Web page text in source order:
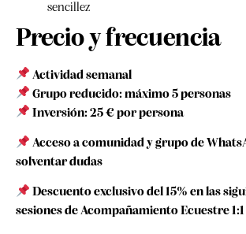
sencillez
Precio y frecuencia
Actividad semanal
Grupo reducido: máximo 5 personas
Inversión: 25 € por persona
Acceso a comunidad y grupo de
solventar dudas
Descuento exclusivo del 15% en las
sesiones de Acompañamiento Ecuestre1:1